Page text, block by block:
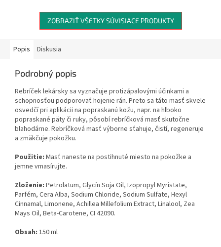
každý typ pokožky.
ZOBRAZIŤ VŠETKY SÚVISIACE PRODUKTY
Popis Diskusia
Podrobný popis
Rebríček lekársky sa vyznačuje protizápalovými účinkami a
schopnosťou podporovať hojenie rán. Preto sa táto masť skvele
osvedčí pri aplikácii na popraskanú kožu, napr. na hlboko
popraskané päty či ruky, pôsobí rebríčková masť skutočne
blahodárne. Rebríčková masť výborne sťahuje, čistí, regeneruje
a zmäkčuje pokožku.
Použitie: Masť naneste na postihnuté miesto na pokožke a
jemne vmasírujte.
Zloženie: Petrolatum, Glycín Soja Oil, Izopropyl Myristate,
Parfém, Cera Alba, Sodium Chloride, Sodium Sulfate, Hexyl
Cinnamal, Limonene, Achillea Millefolium Extract, Linalool, Zea
Mays Oil, Beta-Carotene, CI 42090.
Obsah: 150 ml